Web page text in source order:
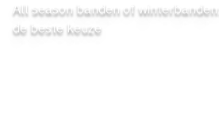
All season banden of
de beste keuze